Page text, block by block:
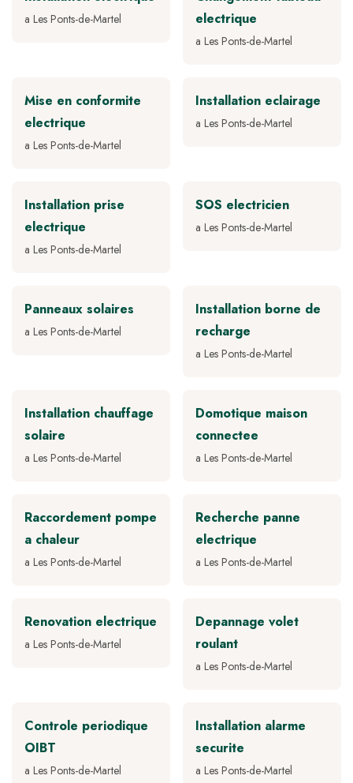
a Les Ponts-de-Martel
electrique
a Les Ponts-de-Martel
Mise en conformite
electrique
a Les Ponts-de-Martel
Installation eclairage
a Les Ponts-de-Martel
Installation prise
electrique
a Les Ponts-de-Martel
SOS electricien
a Les Ponts-de-Martel
Panneaux solaires
a Les Ponts-de-Martel
Installation borne de
recharge
a Les Ponts-de-Martel
Installation chauffage
solaire
a Les Ponts-de-Martel
Domotique maison
connectee
a Les Ponts-de-Martel
Raccordement pompe
a chaleur
a Les Ponts-de-Martel
Recherche panne
electrique
a Les Ponts-de-Martel
Renovation electrique
a Les Ponts-de-Martel
Depannage volet
roulant
a Les Ponts-de-Martel
Controle periodique
OIBT
a Les Ponts-de-Martel
Installation alarme
securite
a Les Ponts-de-Martel